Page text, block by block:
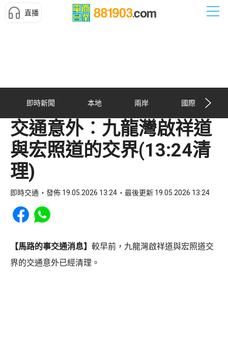
直播
即時新聞 本地 兩岸 國際
交通意外︰九龍灣啟祥道
與宏照道的交界(13:24清
理)
即時交通 發佈 19.05.2026 13:24 最後更新 19.05.2026 13:24
Share to Facebook
Share to WhatsApp
【馬路的事交通消息】 較早前，九龍灣啟祥道與宏照道交
界的交通意外已經清理。